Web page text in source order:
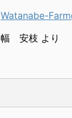
Watanabe-
幅 安枝 より